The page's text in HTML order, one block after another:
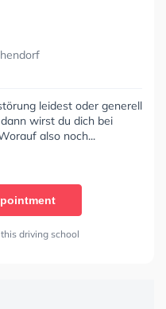
leidest oder generell
wirst du dich bei
also noch...
driving school